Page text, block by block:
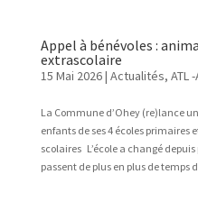
Appel à bénévoles :
extrascolaire
15 Mai 2026| Actualités, ATL
La Commune d’Ohey (re)lance
enfants de ses 4 écoles
scolaires L’école a changé
passent de plus en plus de temps